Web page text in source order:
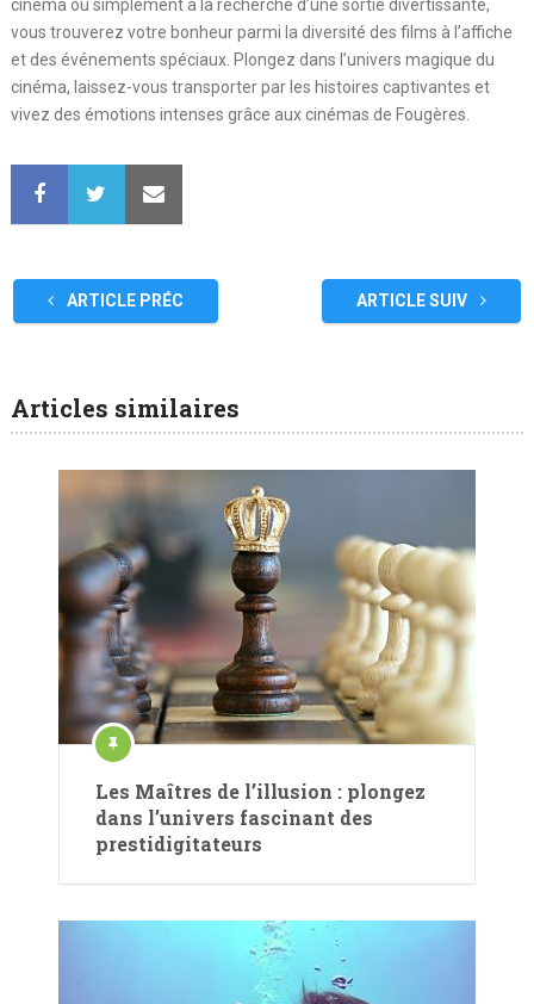
cinéma ou simplement à la recherche d’une sortie divertissante,
vous trouverez votre bonheur parmi la diversité des films à l’affiche
et des événements spéciaux. Plongez dans l’univers magique du
cinéma, laissez-vous transporter par les histoires captivantes et
vivez des émotions intenses grâce aux cinémas de Fougères.
ARTICLE PRÉC ARTICLE SUIV
Articles similaires
Les Maîtres de l’illusion : plongez
dans l’univers fascinant des
prestidigitateurs